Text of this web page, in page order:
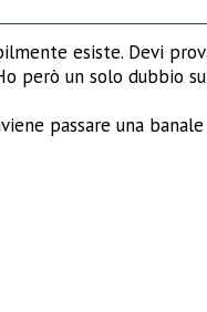
esiste. Devi
però un solo dubbio
passare una